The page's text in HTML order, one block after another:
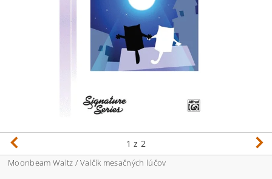
1 z 2
Moonbeam Waltz / Valčík mesačných lúčov